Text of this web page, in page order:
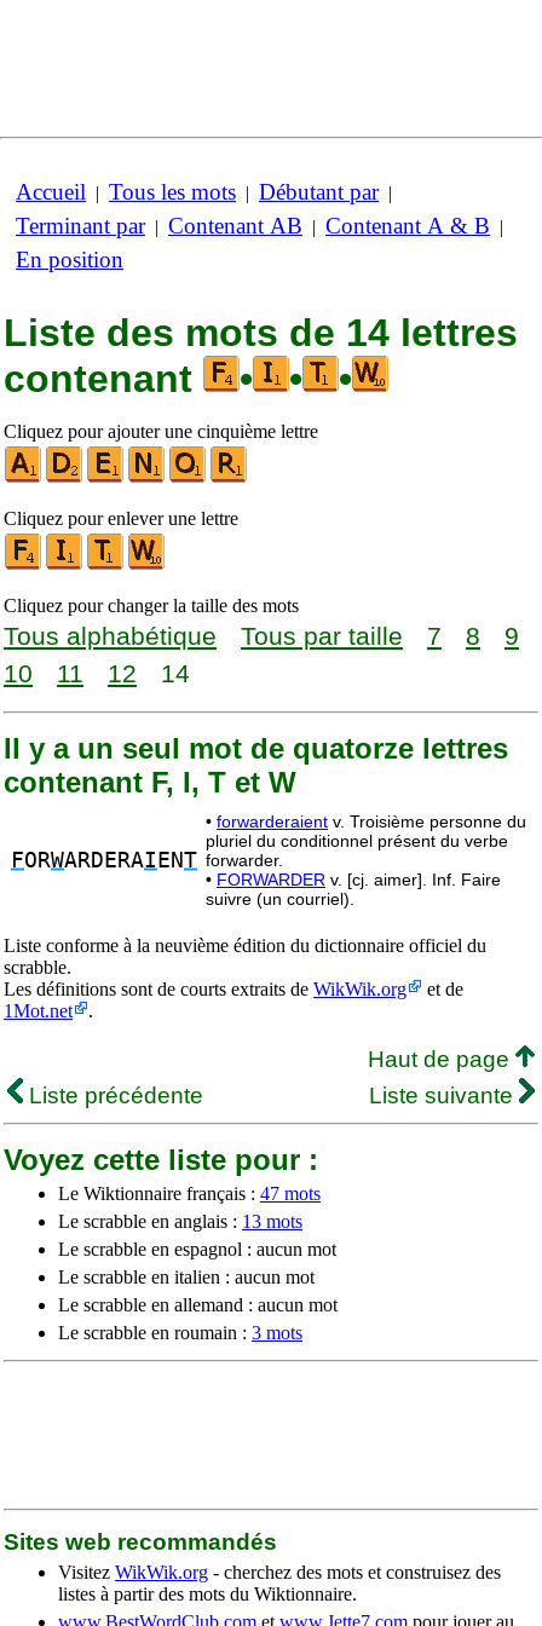
Accueil | Tous les mots | Débutant par|
Terminant par| Contenant AB | Contenant A & B |
En position
Liste des mots de 14 lettres
contenant
• • •
Cliquez pour ajouter une cinquième lettre
Cliquez pour enlever une lettre
Cliquez pour changer la taille des mots
Tous alphabétique Tous par taille 7 8
9
10
11 12 14
Il y a un seul mot de quatorze lettres
contenant F, I, T et W
FORWARDERAI ENT
• forwarderaient v. Troisième personne du
pluriel du conditionnel présent du verbe
forwarder.
• FORWARDER v. [cj. aimer]. Inf. Faire
suivre (un courriel).
Liste conforme à la neuvième édition du dictionnaire officiel du
scrabble.
Les définitions sont de courts extraits de WikWik.org
et de
1Mot.net
.
Haut de page
Liste précédente
Liste suivante
Voyez cette liste pour :
Le Wiktionnaire français : 47 mots
Le scrabble en anglais : 13 mots
Le scrabble en espagnol : aucun mot
Le scrabble en italien : aucun mot
Le scrabble en allemand : aucun mot
Le scrabble en roumain : 3 mots
Sites web recommandés
Visitez WikWik.org - cherchez des mots et construisez des
listes à partir des mots du Wiktionnaire.
www.BestWordClub.com et www.Jette7.com pour jouer au